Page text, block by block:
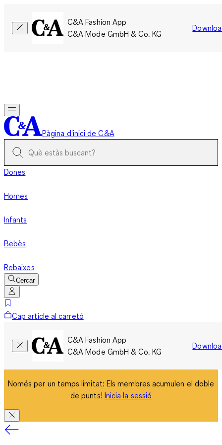
C&A Fashion App
C&A Mode GmbH & Co. KG
Pàgina d'inici de C&A
Dones
Homes
Infants
Bebès
Rebaixes
Cercar
Cap article al carretó
C&A Fashion App
C&A Mode GmbH & Co. KG
Només per un temps limitat: Els membres acumulen el doble
de punts! Inicia la sessió